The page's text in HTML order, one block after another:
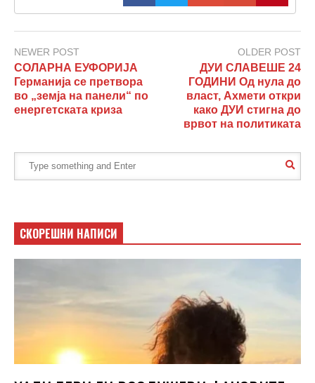
NEWER POST
СОЛАРНА ЕУФОРИЈА
Германија се претвора
во „земја на панели“ по
енергетската криза
OLDER POST
ДУИ СЛАВЕШЕ 24
ГОДИНИ Од нула до
власт, Ахмети откри
како ДУИ стигна до
врвот на политиката
СКОРЕШНИ НАПИСИ